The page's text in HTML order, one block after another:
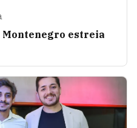
Montenegro estreia